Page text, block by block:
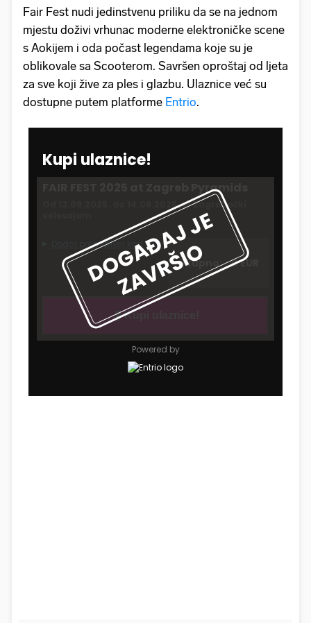
Fair Fest nudi jedinstvenu priliku da se na jednom
mjestu doživi vrhunac moderne elektroničke scene
s Aokijem i oda počast legendama koje su je
oblikovale sa Scooterom. Savršen oproštaj od ljeta
za sve koji žive za ples i glazbu. Ulaznice već su
dostupne putem platforme Entrio.